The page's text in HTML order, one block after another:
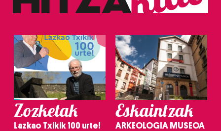
Zozketak
Lazkao Txikik 100 urte!
Eskaintzak
ARKEOLOGIA MUSEOA